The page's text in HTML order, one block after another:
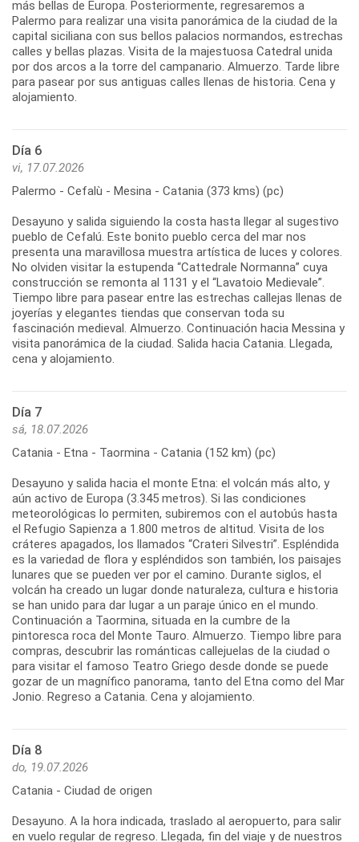
más bellas de Europa. Posteriormente, regresaremos a
Palermo para realizar una visita panorámica de la ciudad de la
capital siciliana con sus bellos palacios normandos, estrechas
calles y bellas plazas. Visita de la majestuosa Catedral unida
por dos arcos a la torre del campanario. Almuerzo. Tarde libre
para pasear por sus antiguas calles llenas de historia. Cena y
Día 6
vi, 17.07.2026
Palermo - Cefalù - Mesina - Catania (373 kms) (pc)
Desayuno y salida siguiendo la costa hasta llegar al sugestivo
pueblo de Cefalú. Este bonito pueblo cerca del mar nos
presenta una maravillosa muestra artística de luces y colores.
No olviden visitar la estupenda “Cattedrale Normanna” cuya
construcción se remonta al 1131 y el “Lavatoio Medievale”.
Tiempo libre para pasear entre las estrechas callejas llenas de
joyerías y elegantes tiendas que conservan toda su
fascinación medieval. Almuerzo. Continuación hacia Messina y
visita panorámica de la ciudad. Salida hacia Catania. Llegada,
Día 7
sá, 18.07.2026
Catania - Etna - Taormina - Catania (152 km) (pc)
Desayuno y salida hacia el monte Etna: el volcán más alto, y
aún activo de Europa (3.345 metros). Si las condiciones
meteorológicas lo permiten, subiremos con el autobús hasta
el Refugio Sapienza a 1.800 metros de altitud. Visita de los
cráteres apagados, los llamados “Crateri Silvestri”. Espléndida
es la variedad de flora y espléndidos son también, los paisajes
lunares que se pueden ver por el camino. Durante siglos, el
volcán ha creado un lugar donde naturaleza, cultura e historia
se han unido para dar lugar a un paraje único en el mundo.
Continuación a Taormina, situada en la cumbre de la
pintoresca roca del Monte Tauro. Almuerzo. Tiempo libre para
compras, descubrir las románticas callejuelas de la ciudad o
para visitar el famoso Teatro Griego desde donde se puede
gozar de un magnífico panorama, tanto del Etna como del Mar
Día 8
do, 19.07.2026
Catania - Ciudad de origen
Desayuno. A la hora indicada, traslado al aeropuerto, para salir
en vuelo regular de regreso. Llegada, fin del viaje y de nuestros